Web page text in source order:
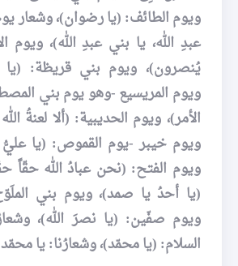
ويوم الطائف: (يا رضوان)، وشعار
عبدِ الله، يا بني عبدِ الله)،
يُنصرون)، ويوم بني قريظة: (يا
ويوم المريسيع -وهو يوم بني
الأمر)، ويوم الحديبية: (ألا لعنةُ
ويوم خيبر -يوم القموص: (يا
ويوم الفتح: (نحن عبادُ الله حقّاً
(يا أحدُ يا صمد)، ويوم بني
ويوم صفّين: (يا نصرَ الله)،
السلام: (يا محمّد)، وشعارُنا: يا